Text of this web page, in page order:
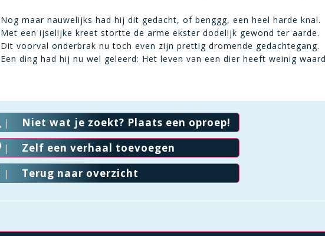
Nog maar nauwelijks had hij dit gedacht, of benggg, een heel harde knal.
Met een ijselijke kreet stortte de arme ekster dodelijk gewond ter aarde.
Dit voorval onderbrak nu toch even zijn prettig dromende gedachtegang.
Een ding had hij nu wel geleerd: Het leven van een dier heeft weinig
Niet wat je zoekt? Plaats een oproep!
Zelf een verhaal toevoegen
Terug naar overzicht